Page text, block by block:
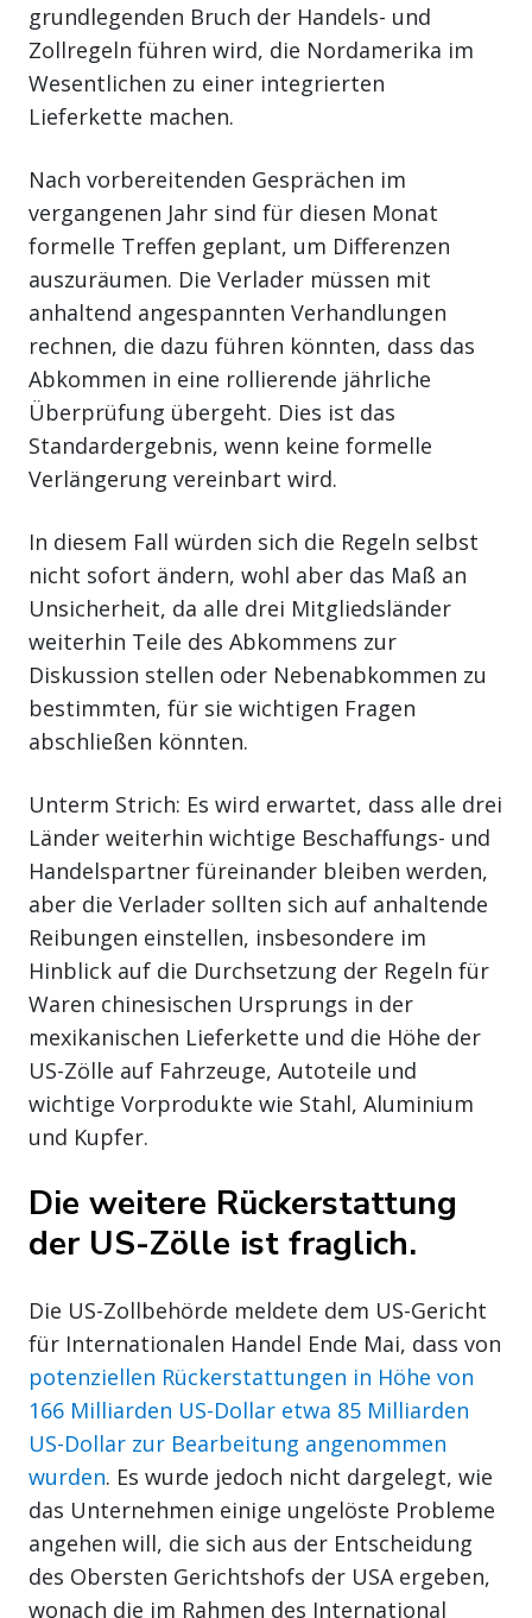
grundlegenden Bruch der Handels- und
Zollregeln führen wird, die Nordamerika im
Wesentlichen zu einer integrierten
Lieferkette machen.
Nach vorbereitenden Gesprächen im
vergangenen Jahr sind für diesen Monat
formelle Treffen geplant, um Differenzen
auszuräumen. Die Verlader müssen mit
anhaltend angespannten Verhandlungen
rechnen, die dazu führen könnten, dass das
Abkommen in eine rollierende jährliche
Überprüfung übergeht. Dies ist das
Standardergebnis, wenn keine formelle
Verlängerung vereinbart wird.
In diesem Fall würden sich die Regeln selbst
nicht sofort ändern, wohl aber das Maß an
Unsicherheit, da alle drei Mitgliedsländer
weiterhin Teile des Abkommens zur
Diskussion stellen oder Nebenabkommen zu
bestimmten, für sie wichtigen Fragen
abschließen könnten.
Unterm Strich: Es wird erwartet, dass alle drei
Länder weiterhin wichtige Beschaffungs- und
Handelspartner füreinander bleiben werden,
aber die Verlader sollten sich auf anhaltende
Reibungen einstellen, insbesondere im
Hinblick auf die Durchsetzung der Regeln für
Waren chinesischen Ursprungs in der
mexikanischen Lieferkette und die Höhe der
US-Zölle auf Fahrzeuge, Autoteile und
wichtige Vorprodukte wie Stahl, Aluminium
und Kupfer.
Die weitere Rückerstattung
der US-Zölle ist fraglich.
Die US-Zollbehörde meldete dem US-Gericht
für Internationalen Handel Ende Mai, dass von
potenziellen Rückerstattungen in Höhe von
166 Milliarden US-Dollar etwa 85 Milliarden
US-Dollar zur Bearbeitung angenommen
wurden. Es wurde jedoch nicht dargelegt, wie
das Unternehmen einige ungelöste Probleme
angehen will, die sich aus der Entscheidung
des Obersten Gerichtshofs der USA ergeben,
wonach die im Rahmen des International